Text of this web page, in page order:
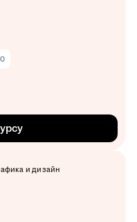
и дизайн